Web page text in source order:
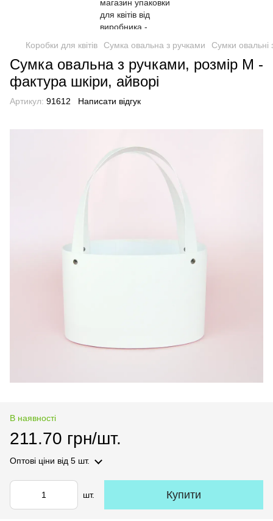
Коробки для квітів Сумка овальна з ручками Сумки овальні
Сумка овальна з ручками, розмір M -
фактура шкіри, айворі
Артикул: 91612 Написати відгук
В наявності
211.70 грн/шт.
Оптові ціни від 5 шт.
шт. Купити